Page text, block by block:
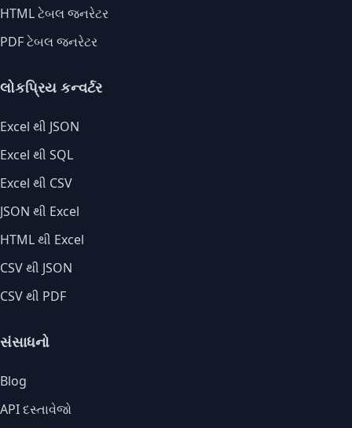
HTML ટેબલ જનરેટર
PDF ટેબલ જનરેટર
લોકપ્રિય કન્વર્ટર
Excel થી JSON
Excel થી SQL
Excel થી CSV
JSON થી Excel
HTML થી Excel
CSV થી JSON
CSV થી PDF
સંસાધનો
Blog
API દસ્તાવેજો